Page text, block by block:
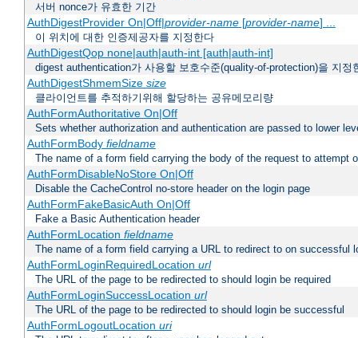
서버 nonce가 유효한 기간
AuthDigestProvider On|Off|provider-name[provider-name] ...
이 위치에 대한 인증제공자를 지정한다
AuthDigestQop none|auth|auth-int [auth|auth-int]
digest authentication가 사용할 보호수준(quality-of-protection)을 지정
AuthDigestShmemSize size
클라이언트를 추적하기위해 할당하는 공유메모리량
AuthFormAuthoritative On|Off
Sets whether authorization and authentication are passed to lower
AuthFormBody fieldname
The name of a form field carrying the body of the request to attempt
AuthFormDisableNoStore On|Off
Disable the CacheControl no-store header on the login page
AuthFormFakeBasicAuth On|Off
Fake a Basic Authentication header
AuthFormLocation fieldname
The name of a form field carrying a URL to redirect to on successful
AuthFormLoginRequiredLocation url
The URL of the page to be redirected to should login be required
AuthFormLoginSuccessLocation url
The URL of the page to be redirected to should login be successful
AuthFormLogoutLocation uri